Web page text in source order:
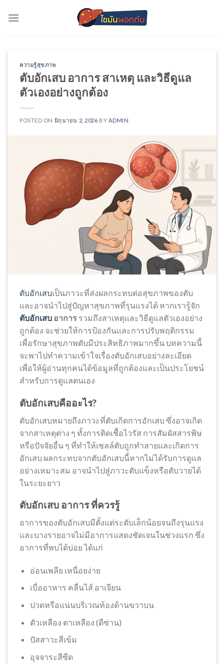
ความรู้สุขภาพ
ตับอักเสบ อาการ สาเหตุ และวิธีดูแล
ตัวเองอย่างถูกต้อง
POSTED ON มิถุนายน 2, 2026 BY ADMIN
ตับอักเสบเป็นภาวะที่ส่งผลกระทบต่อสุขภาพของตับ
และอาจนำไปสู่ปัญหาสุขภาพที่รุนแรงได้ หากเรารู้จัก
ตับอักเสบ อาการ รวมถึงสาเหตุและวิธีดูแลตัวเองอย่าง
ถูกต้อง จะช่วยให้การป้องกันและการปรับพฤติกรรม
เพื่อรักษาสุขภาพตับมีประสิทธิภาพมากขึ้น บทความนี้
จะพาไปทำความเข้าใจเรื่องตับอักเสบอย่างละเอียด
เพื่อให้ผู้อ่านทุกคนได้ข้อมูลที่ถูกต้องและเป็นประโยชน์
สำหรับการดูแลตนเอง
ตับอักเสบคืออะไร?
ตับอักเสบหมายถึงภาวะที่ตับเกิดการอักเสบ ซึ่งอาจเกิด
จากสาเหตุต่าง ๆ ทั้งการติดเชื้อไวรัส การสัมผัสสารพิษ
หรือปัจจัยอื่น ๆ ที่ทำให้เซลล์ตับถูกทำลายและเกิดการ
อักเสบ ผลกระทบจากตับอักเสบนี้หากไม่ได้รับการดูแล
อย่างเหมาะสม อาจนำไปสู่ภาวะตับแข็งหรือตับวายได้
ในระยะยาว
ตับอักเสบ อาการ ที่ควรรู้
อาการของตับอักเสบมีตั้งแต่ระดับเล็กน้อยจนถึงรุนแรง
และบางรายอาจไม่มีอาการแสดงชัดเจนในช่วงแรก ซึ่ง
อาการที่พบได้บ่อย ได้แก่
อ่อนเพลีย เหนื่อยง่าย
เบื่ออาหาร คลื่นไส้ อาเจียน
ปวดหรือแน่นบริเวณท้องด้านขวาบน
ตัวเหลือง ตาเหลือง (ดีซ่าน)
ปัสสาวะสีเข้ม
อุจจาระสีซีด